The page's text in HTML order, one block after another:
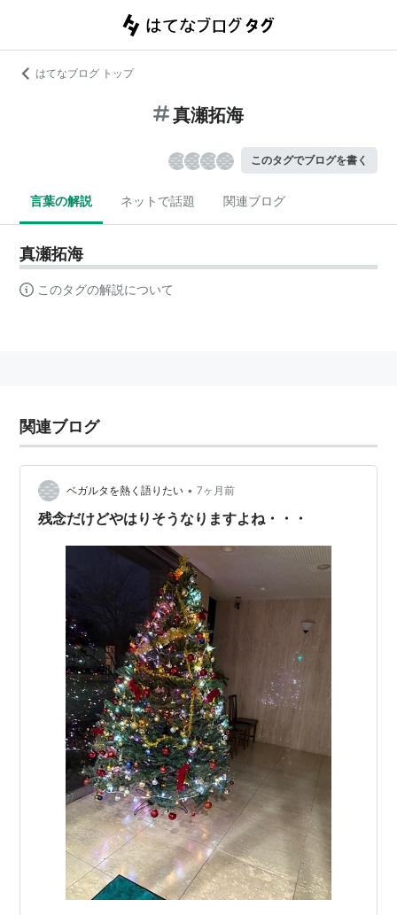
はてなブログ トップ
真瀬拓海
このタグでブログを書く
言葉の解説 ネットで話題 関連ブログ
真瀬拓海
このタグの解説について
関連ブログ
ベガルタを熱く語りたい • 7ヶ月前
残念だけどやはりそうなりますよね・・・